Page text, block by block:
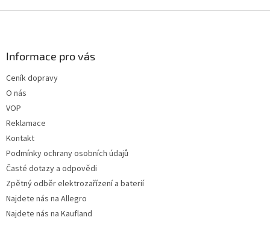
Informace pro vás
Ceník dopravy
O nás
VOP
Reklamace
Kontakt
Podmínky ochrany osobních údajů
Časté dotazy a odpovědi
Zpětný odběr elektrozařízení a baterií
Najdete nás na Allegro
Najdete nás na Kaufland